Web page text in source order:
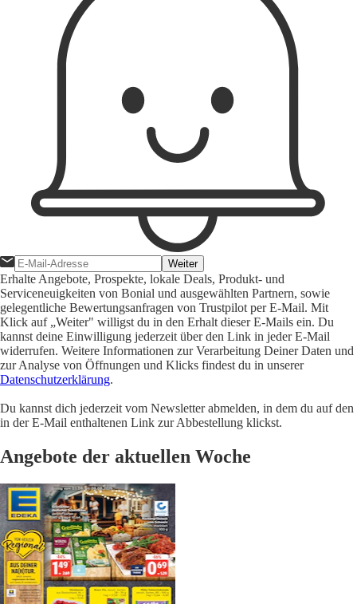
Weiter
Erhalte Angebote, Prospekte, lokale Deals, Produkt- und
Serviceneuigkeiten von Bonial und ausgewählten Partnern, sowie
gelegentliche Bewertungsanfragen von Trustpilot per E-Mail. Mit
Klick auf „Weiter" willigst du in den Erhalt dieser E-Mails ein. Du
kannst deine Einwilligung jederzeit über den Link in jeder E-Mail
widerrufen. Weitere Informationen zur Verarbeitung Deiner Daten und
zur Analyse von Öffnungen und Klicks findest du in unserer
Datenschutzerklärung.
Du kannst dich jederzeit vom Newsletter abmelden, in dem du auf den
in der E-Mail enthaltenen Link zur Abbestellung klickst.
Angebote der aktuellen Woche